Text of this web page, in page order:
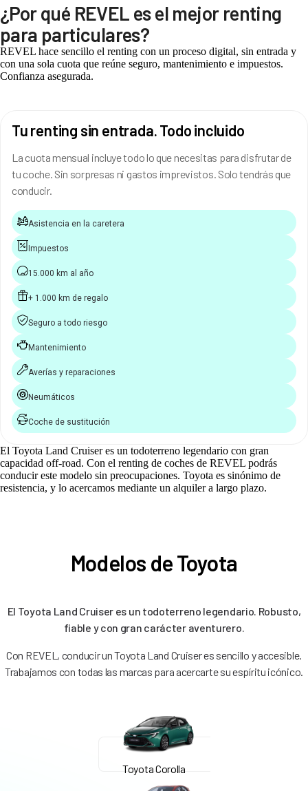
¿Por qué REVEL es el mejor renting
para particulares?
REVEL hace sencillo el renting con un proceso digital, sin entrada y
con una sola cuota que reúne seguro, mantenimiento e impuestos.
Confianza asegurada.
Tu renting sin entrada. Todo incluido
La cuota mensual incluye todo lo que necesitas para disfrutar de
tu coche. Sin sorpresas ni gastos imprevistos. Solo tendrás que
conducir.
Asistencia en la caretera
Impuestos
15.000 km al año
+ 1.000 km de regalo
Seguro a todo riesgo
Mantenimiento
Averías y reparaciones
Neumáticos
Coche de sustitución
El Toyota Land Cruiser es un todoterreno legendario con gran
capacidad off‑road. Con el renting de coches de REVEL podrás
conducir este modelo sin preocupaciones. Toyota es sinónimo de
resistencia, y lo acercamos mediante un alquiler a largo plazo.
Modelos de Toyota
El Toyota Land Cruiser es un todoterreno legendario. Robusto,
fiable y con gran carácter aventurero.
Con REVEL, conducir un Toyota Land Cruiser es sencillo y accesible.
Trabajamos con todas las marcas para acercarte su espíritu icónico.
Toyota Corolla